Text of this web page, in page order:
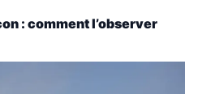
: comment l’observer